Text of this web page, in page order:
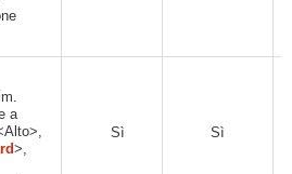
a
>,
Sì Sì